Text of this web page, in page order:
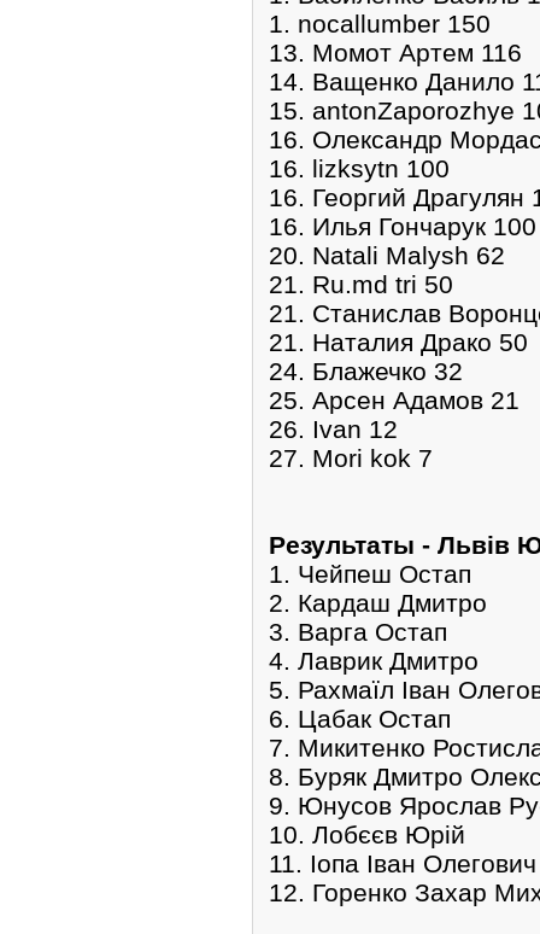
1. nocallumber 150
13. Момот Артем 116
14. Ващенко Данило
15. antonZaporozhye
16. Олександр
16. lizksytn 100
16. Георгий Драгулян
16. Илья Гончарук 100
20. Natali Malysh 62
21. Ru.md tri 50
21. Станислав
21. Наталия Драко 50
24. Блажечко 32
25. Арсен Адамов 21
26. Ivan 12
27. Mori kok 7
Pезультаты - Львів
1. Чейпеш Остап
2. Кардаш Дмитро
3. Варга Остап
4. Лаврик Дмитро
5. Рахмаїл Іван
6. Цабак Остап
7. Микитенко
8. Буряк Дмитро
9. Юнусов Ярослав
10. Лобєєв Юрій
11. Іопа Іван Олегович
12. Горенко Захар